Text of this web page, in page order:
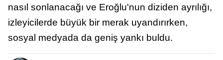
nasıl sonlanacağı ve Eroğlu'nun diziden ayrılığı,
izleyicilerde büyük bir merak uyandırırken,
sosyal medyada da geniş yankı buldu.